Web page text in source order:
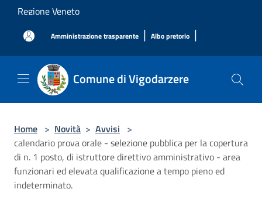
Salta al contenuto principale
Regione Veneto
Amministrazione trasparente | Albo pretorio |
Comune di Vigodarzere
Home > Novità > Avvisi >
calendario prova orale - selezione pubblica per la copertura
di n. 1 posto, di istruttore direttivo amministrativo - area
funzionari ed elevata qualificazione a tempo pieno ed
indeterminato.